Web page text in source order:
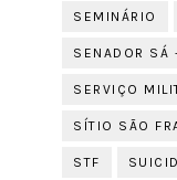
SEMINÁRIO
SENADOR SÁ
SERVIÇO
SÍTIO SÃO
STF